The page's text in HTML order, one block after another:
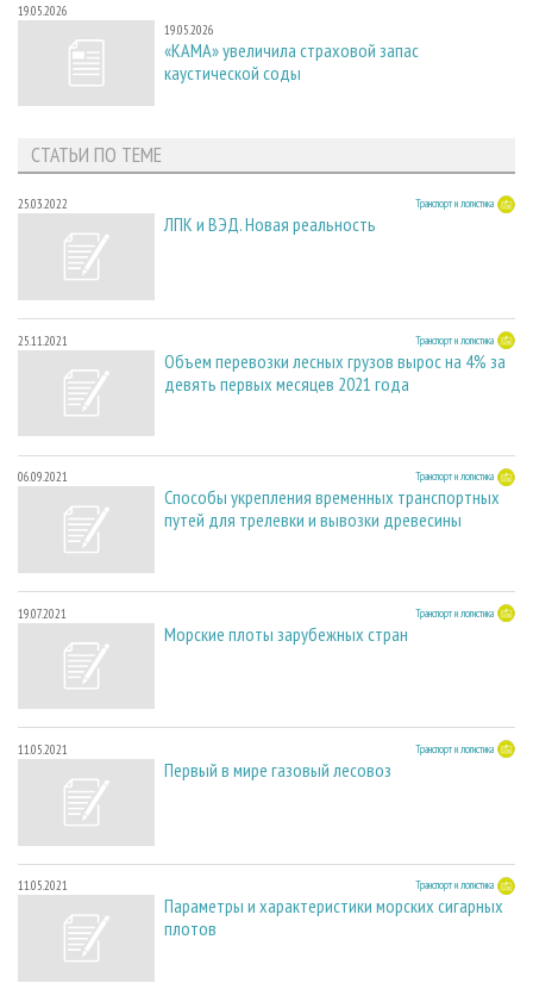
19.05.2026
19.05.2026
«КАМА» увеличила страховой запас
каустической соды
СТАТЬИ ПО ТЕМЕ
25.03.2022 Транспорт и логистика
ЛПК и ВЭД. Новая реальность
25.11.2021 Транспорт и логистика
Объем перевозки лесных грузов вырос на 4% за
девять первых месяцев 2021 года
06.09.2021 Транспорт и логистика
Способы укрепления временных транспортных
путей для трелевки и вывозки древесины
19.07.2021 Транспорт и логистика
Морские плоты зарубежных стран
11.05.2021 Транспорт и логистика
Первый в мире газовый лесовоз
11.05.2021 Транспорт и логистика
Параметры и характеристики морских сигарных
плотов